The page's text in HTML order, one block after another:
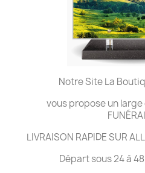
Notre Site La
vous propose un large
LIVRAISON RAPIDE SUR
Départ sous 24 à